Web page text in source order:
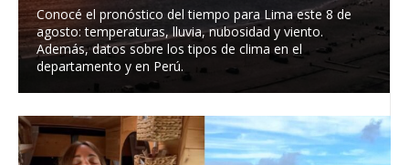
Conocé el pronóstico del tiempo para Lima este 8 de
agosto: temperaturas, lluvia, nubosidad y viento.
Además, datos sobre los tipos de clima en el
departamento y en Perú.